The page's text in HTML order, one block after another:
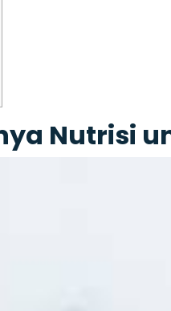
Nutrisi